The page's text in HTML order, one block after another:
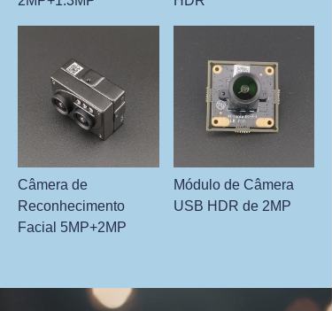
Câmera de
Reconhecimento
Facial 5MP+2MP
Módulo de Câmera
USB HDR de 2MP